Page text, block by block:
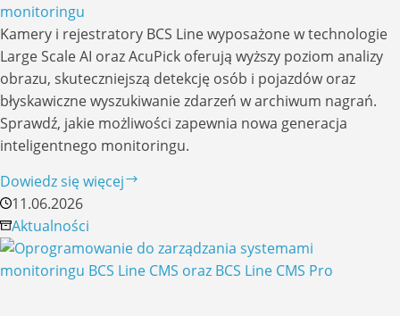
monitoringu
Kamery i rejestratory BCS Line wyposażone w technologie
Large Scale AI oraz AcuPick oferują wyższy poziom analizy
obrazu, skuteczniejszą detekcję osób i pojazdów oraz
błyskawiczne wyszukiwanie zdarzeń w archiwum nagrań.
Sprawdź, jakie możliwości zapewnia nowa generacja
inteligentnego monitoringu.
Dowiedz się więcej
i
AcuPick
11.06.2026
Aktualności